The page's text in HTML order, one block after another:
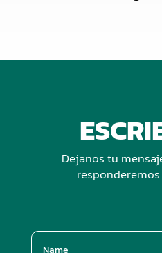
Dejanos tu